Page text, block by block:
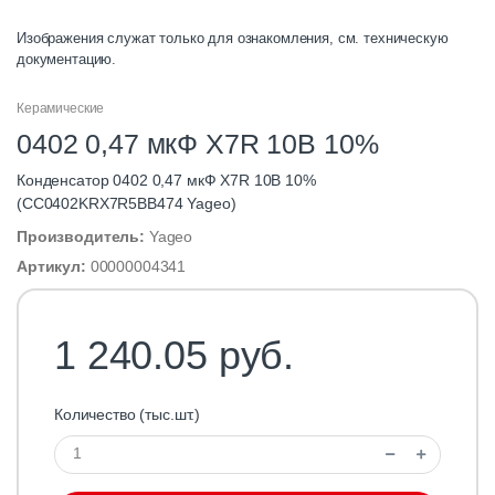
Изображения служат только для ознакомления, см. техническую
документацию.
Керамические
0402 0,47 мкФ X7R 10В 10%
Конденсатор 0402 0,47 мкФ X7R 10В 10%
(CC0402KRX7R5BB474 Yageo)
Производитель: Yageo
Артикул: 00000004341
1 240.05 руб.
Количество (тыс.шт.)